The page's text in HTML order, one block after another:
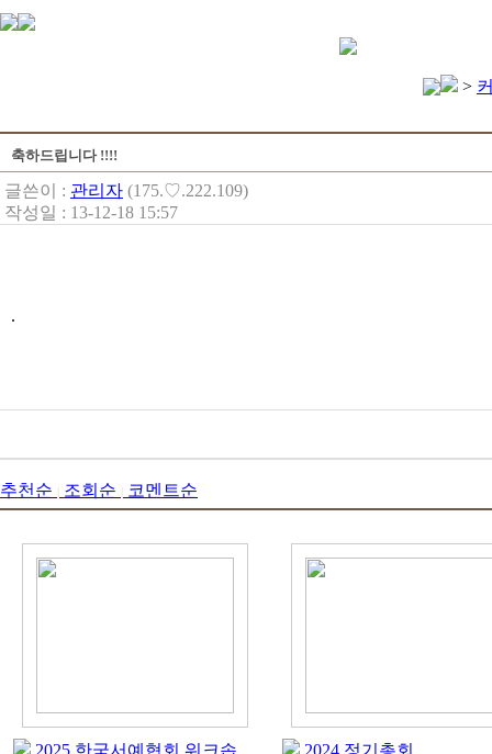
>
축하드립니다 !!!!
글쓴이 : 관리자 (175.♡.222.109)
작성일 : 13-12-18 15:57
.
추천순 조회순 코멘트순
2025 한국서예협회 워크솝 2024 정기총회